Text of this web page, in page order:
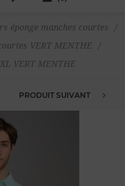
éponge manches courtes
/
VERT MENTHE
/
VERT MENTHE
PRODUIT SUIVANT